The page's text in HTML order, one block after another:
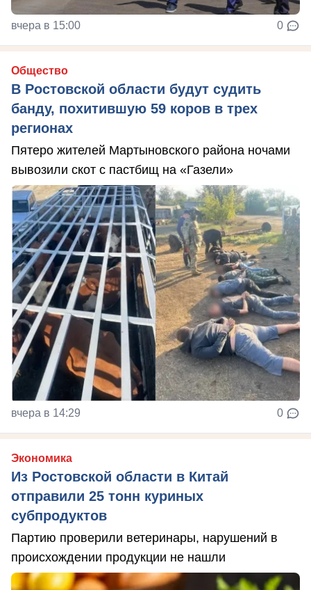
вчера в 15:00 0
Общество
В Ростовской области будут судить
банду, похитившую 59 коров в трех
регионах
Пятеро жителей Мартыновского района ночами
вывозили скот с пастбищ на «Газели»
вчера в 14:29 0
Экономика
Из Ростовской области в Китай
отправили 25 тонн куриных
субпродуктов
Партию проверили ветеринары, нарушений в
происхождении продукции не нашли